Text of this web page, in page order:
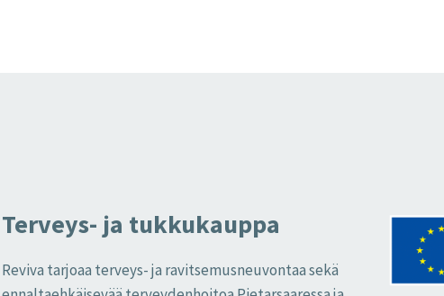
Terveys- ja tukkukauppa
Reviva tarjoaa terveys- ja ravitsemusneuvontaa sekä